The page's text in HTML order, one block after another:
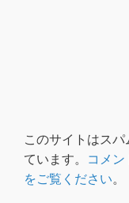
このサイトはス
ています。
コメン
をご覧ください。